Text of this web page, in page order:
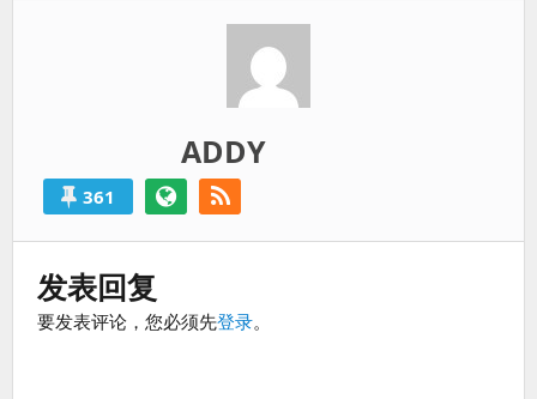
ADDY
361
发表回复
要发表评论，您必须先登录。